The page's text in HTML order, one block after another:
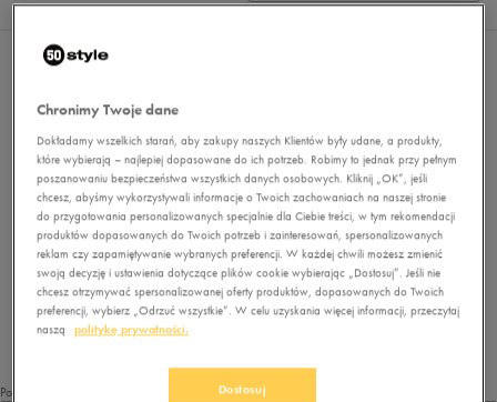
z 0
Nie wybrano filtrów
Brak produktów do wyświetlenia
Zmień kryteria wyszukiwania lub
usuń wybrane filtry
Pokaż
Chronimy Twoje dane
Dokładamy wszelkich starań, aby zakupy naszych Klientów były udane, a produkty,
które wybierają – najlepiej dopasowane do ich potrzeb. Robimy to jednak przy pełnym
poszanowaniu bezpieczeństwa wszystkich danych osobowych. Kliknij „OK”, jeśli
chcesz, abyśmy wykorzystywali informacje o Twoich zachowaniach na naszej stronie
do przygotowania personalizowanych specjalnie dla Ciebie treści, w tym rekomendacji
produktów dopasowanych do Twoich potrzeb i zainteresowań, spersonalizowanych
reklam czy zapamiętywanie wybranych preferencji. W każdej chwili możesz zmienić
swoją decyzję i ustawienia dotyczące plików cookie wybierając „Dostosuj”. Jeśli nie
chcesz otrzymywać spersonalizowanej oferty produktów, dopasowanych do Twoich
preferencji, wybierz „Odrzuć wszystkie”. W celu uzyskania więcej informacji, przeczytaj
naszą
politykę prywatności.
Dostosuj